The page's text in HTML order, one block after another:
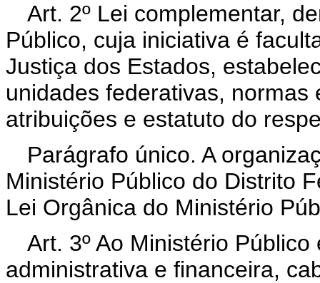
Art. 2º Lei complementar,
Público, cuja iniciativa é
Justiça dos Estados,
unidades federativas,
atribuições e estatuto do
Parágrafo único. A
Ministério Público do Distrito
Lei Orgânica do Ministério
Art. 3º Ao Ministério
administrativa e financeira,